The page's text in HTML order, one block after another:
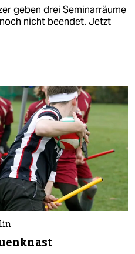
geben drei Seminarräume
nicht beendet. Jetzt